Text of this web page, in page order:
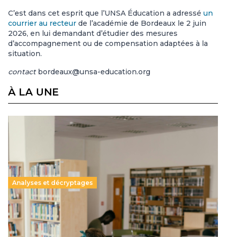
C’est dans cet esprit que l’UNSA Éducation a adressé un
courrier au recteur de l’académie de Bordeaux le 2 juin
2026, en lui demandant d’étudier des mesures
d’accompagnement ou de compensation adaptées à la
situation.
contact bordeaux@unsa-education.org
À LA UNE
Analyses et décryptages
Supérieur privé : une dérive qui met à mal la
promesse républicaine
11 juillet 2026-